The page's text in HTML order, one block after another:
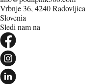
Vrbnje 36, 4240 Radovljica
Slovenia
Sledi nam na